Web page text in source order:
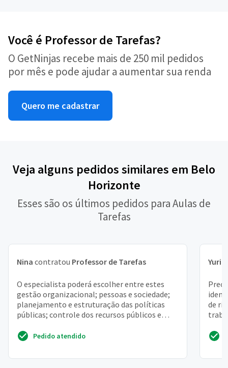
Você é Professor de Tarefas?
O GetNinjas recebe mais de 250 mil pedidos
por mês e pode ajudar a aumentar sua renda
Quero me cadastrar
Veja alguns pedidos similares em Belo
Horizonte
Esses são os últimos pedidos para Aulas de
Tarefas
Nina contratou Professor de Tarefas
O especialista poderá escolher entre estes
gestão organizacional; pessoas e sociedade;
planejamento e estruturação das políticas
públicas; controle dos recursos públicos e
Pedido atendido
Yuri
de